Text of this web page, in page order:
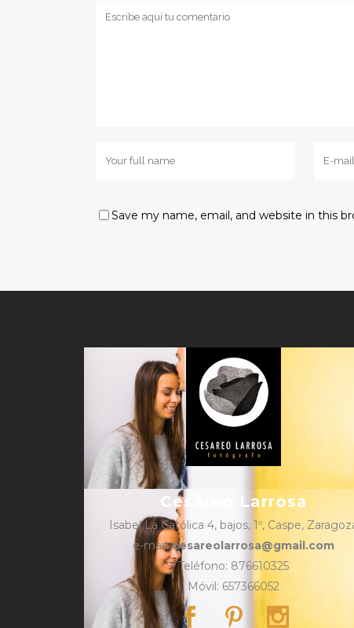
Save my name, email, and website in this
Cesareo Larrosa
Isabel La Católica 4, bajos, 1º, Caspe,
e-mail:cesareolarrosa@gmail.com
Teléfono: 876610325
Móvil: 657366052